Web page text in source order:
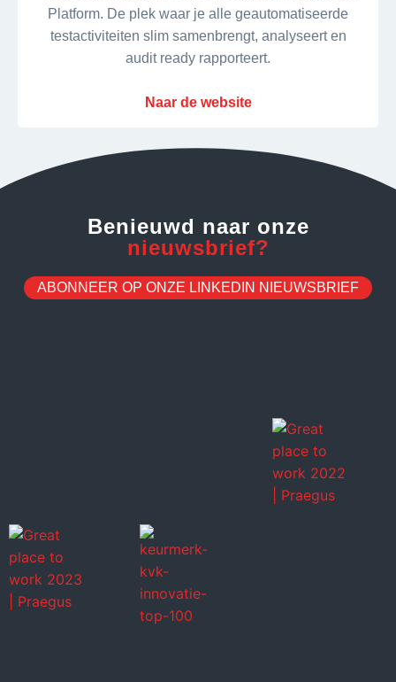
Platform. De plek waar je alle geautomatiseerde
testactiviteiten slim samenbrengt, analyseert en
audit ready rapporteert.
Naar de website
Benieuwd naar onze
nieuwsbrief?
ABONNEER OP ONZE LINKEDIN NIEUWSBRIEF